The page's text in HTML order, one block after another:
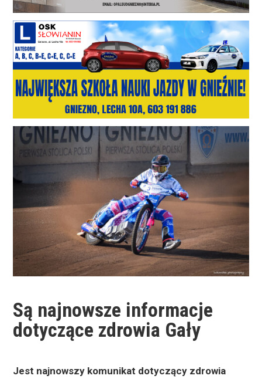
Są najnowsze informacje
dotyczące zdrowia Gały
Jest najnowszy komunikat dotyczący zdrowia